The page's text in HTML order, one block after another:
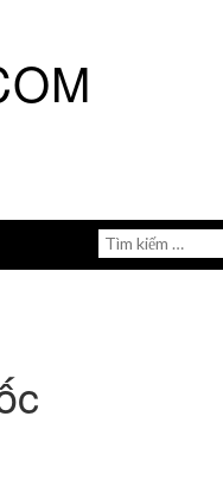
Menu
Tìm
kiếm